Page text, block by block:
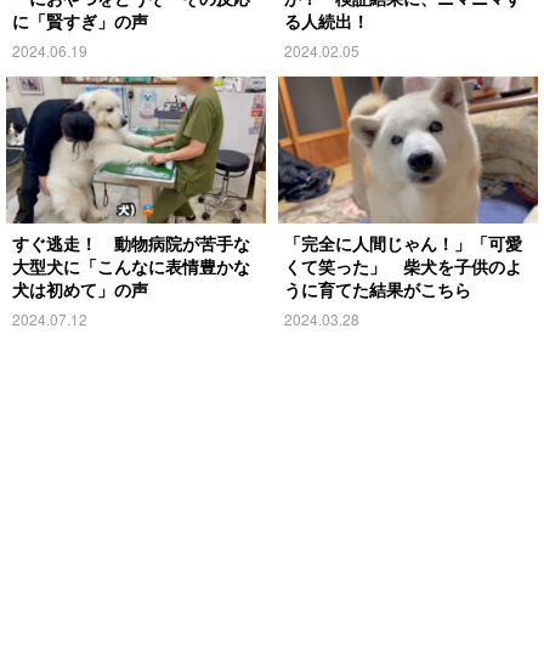
に「賢すぎ」の声
2024.06.19
る人続出！
2024.02.05
すぐ逃走！ 動物病院が苦手な
大型犬に「こんなに表情豊かな
犬は初めて」の声
2024.07.12
「完全に人間じゃん！」「可愛
くて笑った」 柴犬を子供のよ
うに育てた結果がこちら
2024.03.28